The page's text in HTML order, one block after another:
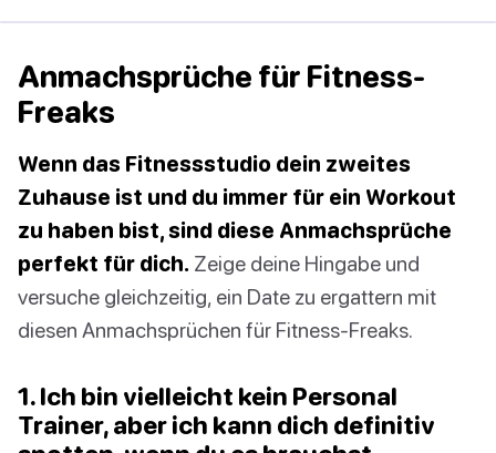
Anmachsprüche für Fitness-
Freaks
Wenn das Fitnessstudio dein zweites
Zuhause ist und du immer für ein Workout
zu haben bist, sind diese Anmachsprüche
perfekt für dich. Zeige deine Hingabe und
versuche gleichzeitig, ein Date zu ergattern mit
diesen Anmachsprüchen für Fitness-Freaks.
1. Ich bin vielleicht kein Personal
Trainer, aber ich kann dich definitiv